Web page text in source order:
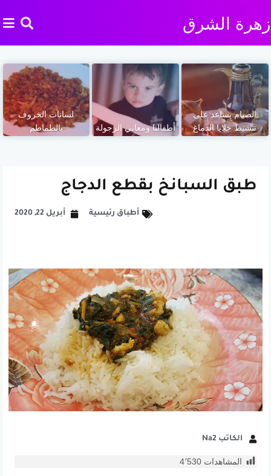
زهرة الشرق
الصيام يساعد على
تنشيط خلايا الدماغ
أطفالنا ومعاني الرجولة
لسانات الخروف
بالطماطم
طبق السبانخ بقطع الدجاج
أطباق رئيسية أبريل 22, 2020
الكاتب Na2
المشاهدات 4٬530